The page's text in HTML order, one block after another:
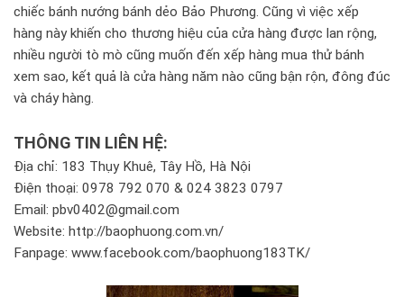
chiếc bánh nướng bánh dẻo Bảo Phương. Cũng vì việc xếp
hàng này khiến cho thương hiệu của cửa hàng được lan rộng,
nhiều người tò mò cũng muốn đến xếp hàng mua thử bánh
xem sao, kết quả là cửa hàng năm nào cũng bận rộn, đông đúc
và cháy hàng.
THÔNG TIN LIÊN HỆ:
Địa chỉ: 183 Thụy Khuê, Tây Hồ, Hà Nội
Điện thoại: 0978 792 070 & 024 3823 0797
Email: pbv0402@gmail.com
Website: http://baophuong.com.vn/
Fanpage: www.facebook.com/baophuong183TK/